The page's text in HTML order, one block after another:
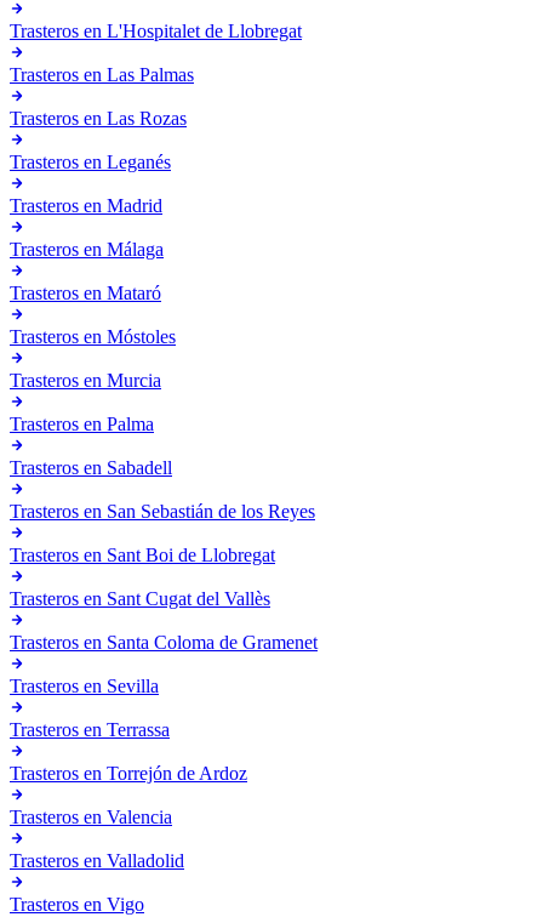
Trasteros en L'Hospitalet de Llobregat
Trasteros en Las Palmas
Trasteros en Las Rozas
Trasteros en Leganés
Trasteros en Madrid
Trasteros en Málaga
Trasteros en Mataró
Trasteros en Móstoles
Trasteros en Murcia
Trasteros en Palma
Trasteros en Sabadell
Trasteros en San Sebastián de los Reyes
Trasteros en Sant Boi de Llobregat
Trasteros en Sant Cugat del Vallès
Trasteros en Santa Coloma de Gramenet
Trasteros en Sevilla
Trasteros en Terrassa
Trasteros en Torrejón de Ardoz
Trasteros en Valencia
Trasteros en Valladolid
Trasteros en Vigo